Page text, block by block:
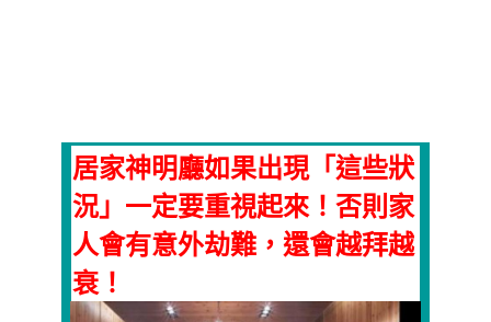
居家神明廳如果出現「這些狀
況」一定要重視起來！否則家
人會有意外劫難，還會越拜越
衰！